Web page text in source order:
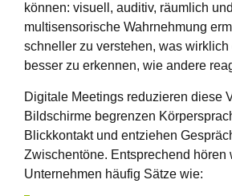
können: visuell, auditiv, räumlich
multisensorische Wahrnehmung
schneller zu verstehen, was wirklich
besser zu erkennen, wie andere
Digitale Meetings reduzieren diese
Bildschirme begrenzen
Blickkontakt und entziehen
Zwischentöne. Entsprechend hören
Unternehmen häufig Sätze wie: